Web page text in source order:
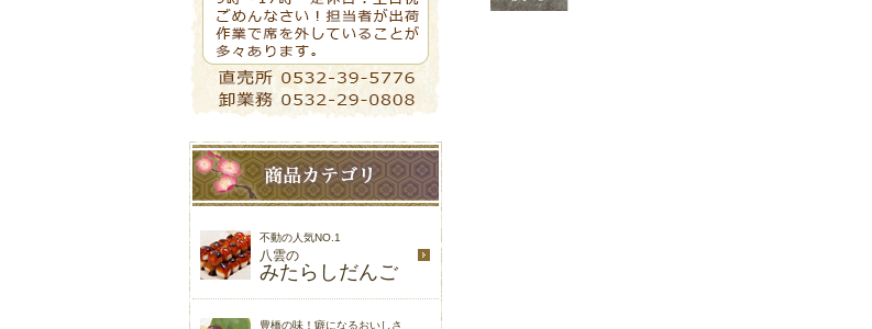
不動の人気NO.1
八雲の
みたらしだんご
豊橋の味！癖になるおいしさ